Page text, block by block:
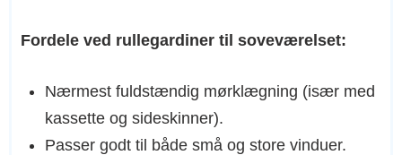
Fordele ved rullegardiner til soveværelset:
Nærmest fuldstændig mørklægning (især med
kassette og sideskinner).
Passer godt til både små og store vinduer.